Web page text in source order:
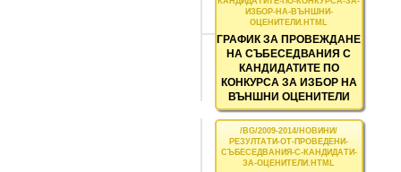
ГРАФИК ЗА ПРОВЕЖДАНЕ
НА СЪБЕСЕДВАНИЯ С
КАНДИДАТИТЕ ПО
КОНКУРСА ЗА ИЗБОР НА
ВЪНШНИ ОЦЕНИТЕЛИ